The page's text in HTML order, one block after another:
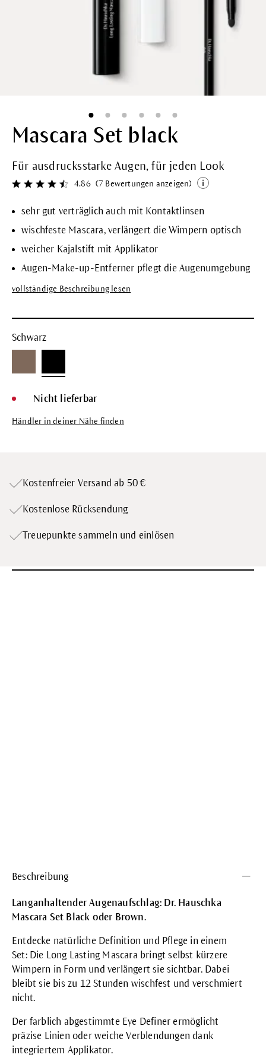
Mascara Set black
Für ausdrucksstarke Augen, für jeden Look
Durchschnittliche Bewertung von 4.8 von 5 Sternen
4.86 (7 Bewertungen anzeigen)
sehr gut verträglich auch mit Kontaktlinsen
wischfeste Mascara, verlängert die Wimpern optisch
weicher Kajalstift mit Applikator
Augen-Make-up-Entferner pflegt die Augenumgebung
vollständige Beschreibung lesen
Schwarz
Nicht lieferbar
Händler in deiner Nähe finden
Kostenfreier Versand ab 50 €
Kostenlose Rücksendung
Treuepunkte sammeln und einlösen
Beschreibung
Langanhaltender Augenaufschlag: Dr. Hauschka
Mascara Set Black oder Brown.
Entdecke natürliche Definition und Pflege in einem
Set: Die Long Lasting Mascara bringt selbst kürzere
Wimpern in Form und verlängert sie sichtbar. Dabei
bleibt sie bis zu 12 Stunden wischfest und verschmiert
nicht.
Der farblich abgestimmte Eye Definer ermöglicht
präzise Linien oder weiche Verblendungen dank
integriertem Applikator.